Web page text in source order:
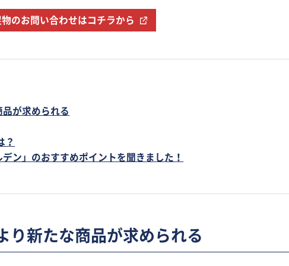
のお問い合わせはコチラから
が求められる
？
ン」のおすすめポイントを聞きました！
り新たな商品が求められる